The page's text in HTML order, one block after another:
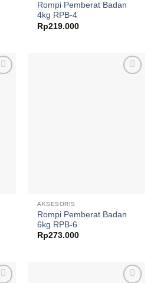
Rompi Pemberat Badan
4kg RPB-4
Rp219.000
AKSESORIS
Rompi Pemberat Badan
6kg RPB-6
Rp273.000